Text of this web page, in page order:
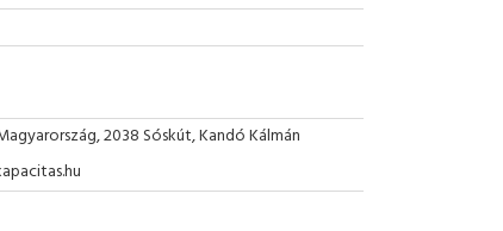
2038 Sóskút, Kandó Kálmán